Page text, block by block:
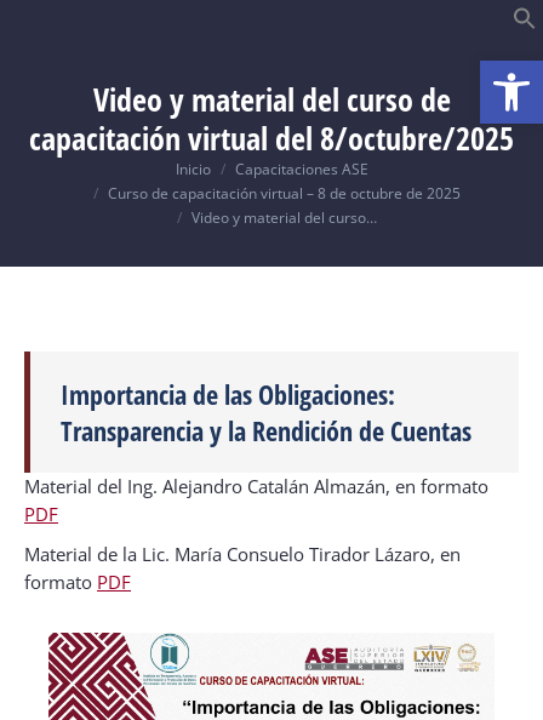
Video y material del curso de
capacitación virtual del 8/octubre/2025
Inicio
Capacitaciones ASE
Curso de capacitación virtual – 8 de octubre de 2025
Video y material del curso…
Importancia de las Obligaciones:
Transparencia y la Rendición de Cuentas
Material del Ing. Alejandro Catalán Almazán, en formato
PDF
Material de la Lic. María Consuelo Tirador Lázaro, en
formato PDF